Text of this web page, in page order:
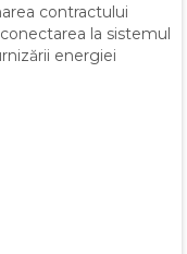
contractului
la sistemul
energiei